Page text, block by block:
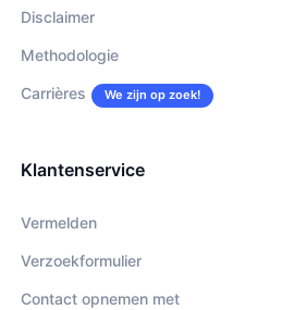
Disclaimer
Methodologie
Carrières We zijn op zoek!
Klantenservice
Vermelden
Verzoekformulier
Contact opnemen met